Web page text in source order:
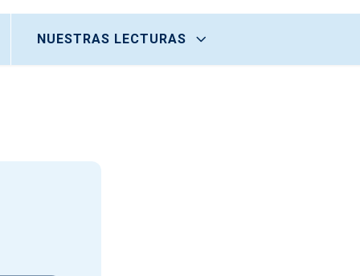
NUESTRAS LECTURAS